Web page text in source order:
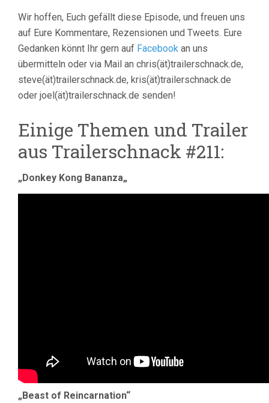
Wir hoffen, Euch gefällt diese Episode, und freuen uns
auf Eure Kommentare, Rezensionen und Tweets. Eure
Gedanken könnt Ihr gern auf Facebook an uns
übermitteln oder via Mail an chris(ät)trailerschnack.de,
steve(ät)trailerschnack.de, kris(ät)trailerschnack.de
oder joel(ät)trailerschnack.de senden!
Einige Themen und Trailer
aus Trailerschnack #211:
„Donkey Kong Bananza„
„Beast of Reincarnation“